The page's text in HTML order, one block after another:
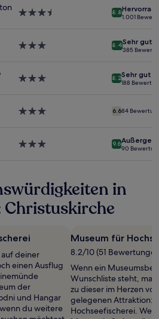
3.5-
8.8
1.001
3.0-
8.4Sehr gut
385
3.0-
8.2Sehr gut
188
3.0-
6.684
3.0-
9.6
90
in
Christuskirche
deiner
einen Ausflug
der
und Hangar
du weitere
Museum für
8.2/10 (51
Wenn ein
Wunschliste steht,
zu dieser im Herzen
gelegenen Attraktion:
Hochseefischerei.